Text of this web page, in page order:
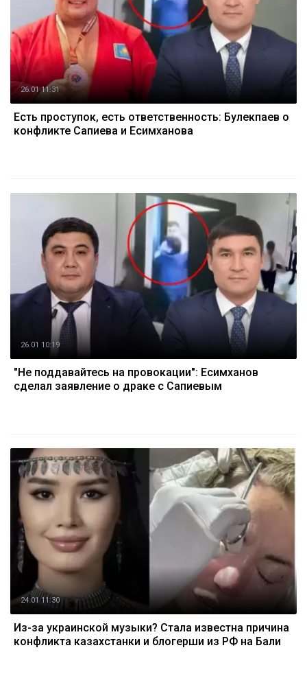
26.01 11:31
Есть проступок, есть ответственность: Булекпаев о
конфликте Сапиева и Есимханова
26.01 10:19
"Не поддавайтесь на провокации": Есимханов
сделал заявление о драке с Сапиевым
24.01 11:30
Из-за украинской музыки? Стала известна причина
конфликта казахстанки и блогерши из РФ на Бали